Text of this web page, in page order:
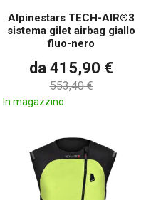
Alpinestars TECH-AIR®3
sistema gilet airbag giallo
fluo-nero
da 415,90 €
553,40 €
In magazzino